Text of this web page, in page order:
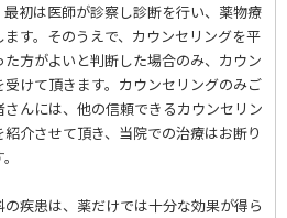
最初は医師が診察し診断を行い、薬物療
ます。そのうえで、カウンセリングを平
た方がよいと判断した場合のみ、カウン
受けて頂きます。カウンセリングのみご
さんには、他の信頼できるカウンセリン
紹介させて頂き、当院での治療はお断り
疾患は、薬だけでは十分な効果が得ら